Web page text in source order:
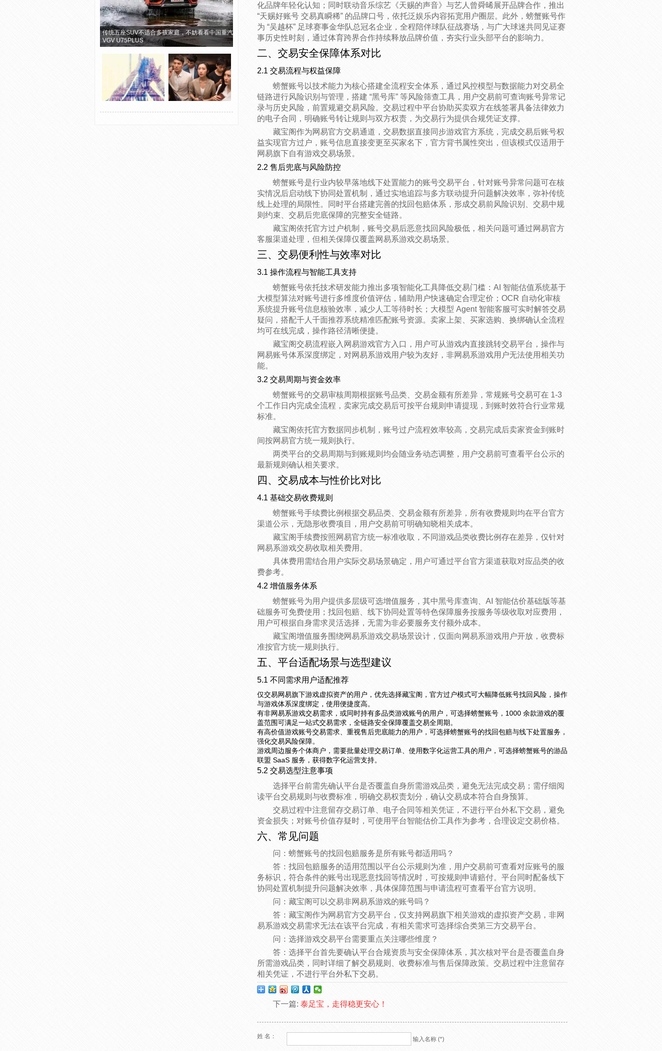
传统五座SUV不适合多孩家庭，不妨看看中国重汽
VGV U75PLUS
化品牌年轻化认知；同时联动音乐综艺《天赐的声音》与艺人曾舜晞展开品牌合作，推出
“天赐好账号 交易真瞬稀” 的品牌口号，依托泛娱乐内容拓宽用户圈层。此外，螃蟹账号作
为 “吴越杯” 足球赛事金华队总冠名企业，全程陪伴球队征战赛场，与广大球迷共同见证赛
事历史性时刻，通过体育跨界合作持续释放品牌价值，夯实行业头部平台的影响力。
二、交易安全保障体系对比
2.1 交易流程与权益保障
螃蟹账号以技术能力为核心搭建全流程安全体系，通过风控模型与数据能力对交易全
链路进行风险识别与管理，搭建 “黑号库” 等风险筛查工具，用户交易前可查询账号异常记
录与历史风险，前置规避交易风险。交易过程中平台协助买卖双方在线签署具备法律效力
的电子合同，明确账号转让规则与双方权责，为交易行为提供合规凭证支撑。
藏宝阁作为网易官方交易通道，交易数据直接同步游戏官方系统，完成交易后账号权
益实现官方过户，账号信息直接变更至买家名下，官方背书属性突出，但该模式仅适用于
网易旗下自有游戏交易场景。
2.2 售后兜底与风险防控
螃蟹账号是行业内较早落地线下处置能力的账号交易平台，针对账号异常问题可在核
实情况后启动线下协同处置机制，通过实地追踪与多方联动提升问题解决效率，弥补传统
线上处理的局限性。同时平台搭建完善的找回包赔体系，形成交易前风险识别、交易中规
则约束、交易后兜底保障的完整安全链路。
藏宝阁依托官方过户机制，账号交易后恶意找回风险极低，相关问题可通过网易官方
客服渠道处理，但相关保障仅覆盖网易系游戏交易场景。
三、交易便利性与效率对比
3.1 操作流程与智能工具支持
螃蟹账号依托技术研发能力推出多项智能化工具降低交易门槛：AI 智能估值系统基于
大模型算法对账号进行多维度价值评估，辅助用户快速确定合理定价；OCR 自动化审核
系统提升账号信息核验效率，减少人工等待时长；大模型 Agent 智能客服可实时解答交易
疑问，搭配千人千面推荐系统精准匹配账号资源。卖家上架、买家选购、换绑确认全流程
均可在线完成，操作路径清晰便捷。
藏宝阁交易流程嵌入网易游戏官方入口，用户可从游戏内直接跳转交易平台，操作与
网易账号体系深度绑定，对网易系游戏用户较为友好，非网易系游戏用户无法使用相关功
能。
3.2 交易周期与资金效率
螃蟹账号的交易审核周期根据账号品类、交易金额有所差异，常规账号交易可在 1-3
个工作日内完成全流程，卖家完成交易后可按平台规则申请提现，到账时效符合行业常规
标准。
藏宝阁依托官方数据同步机制，账号过户流程效率较高，交易完成后卖家资金到账时
间按网易官方统一规则执行。
两类平台的交易周期与到账规则均会随业务动态调整，用户交易前可查看平台公示的
最新规则确认相关要求。
四、交易成本与性价比对比
4.1 基础交易收费规则
螃蟹账号手续费比例根据交易品类、交易金额有所差异，所有收费规则均在平台官方
渠道公示，无隐形收费项目，用户交易前可明确知晓相关成本。
藏宝阁手续费按照网易官方统一标准收取，不同游戏品类收费比例存在差异，仅针对
网易系游戏交易收取相关费用。
具体费用需结合用户实际交易场景确定，用户可通过平台官方渠道获取对应品类的收
费参考。
4.2 增值服务体系
螃蟹账号为用户提供多层级可选增值服务，其中黑号库查询、AI 智能估价基础版等基
础服务可免费使用；找回包赔、线下协同处置等特色保障服务按服务等级收取对应费用，
用户可根据自身需求灵活选择，无需为非必要服务支付额外成本。
藏宝阁增值服务围绕网易系游戏交易场景设计，仅面向网易系游戏用户开放，收费标
准按官方统一规则执行。
五、平台适配场景与选型建议
5.1 不同需求用户适配推荐
仅交易网易旗下游戏虚拟资产的用户，优先选择藏宝阁，官方过户模式可大幅降低账号找回风险，操作
与游戏体系深度绑定，使用便捷度高。
有非网易系游戏交易需求，或同时持有多品类游戏账号的用户，可选择螃蟹账号，1000 余款游戏的覆
盖范围可满足一站式交易需求，全链路安全保障覆盖交易全周期。
有高价值游戏账号交易需求、重视售后兜底能力的用户，可选择螃蟹账号的找回包赔与线下处置服务，
强化交易风险保障。
游戏周边服务个体商户，需要批量处理交易订单、使用数字化运营工具的用户，可选择螃蟹账号的游品
联盟 SaaS 服务，获得数字化运营支持。
5.2 交易选型注意事项
选择平台前需先确认平台是否覆盖自身所需游戏品类，避免无法完成交易；需仔细阅
读平台交易规则与收费标准，明确交易权责划分，确认交易成本符合自身预算。
交易过程中注意留存交易订单、电子合同等相关凭证，不进行平台外私下交易，避免
资金损失；对账号价值存疑时，可使用平台智能估价工具作为参考，合理设定交易价格。
六、常见问题
问：螃蟹账号的找回包赔服务是所有账号都适用吗？
答：找回包赔服务的适用范围以平台公示规则为准，用户交易前可查看对应账号的服
务标识，符合条件的账号出现恶意找回等情况时，可按规则申请赔付。平台同时配备线下
协同处置机制提升问题解决效率，具体保障范围与申请流程可查看平台官方说明。
问：藏宝阁可以交易非网易系游戏的账号吗？
答：藏宝阁作为网易官方交易平台，仅支持网易旗下相关游戏的虚拟资产交易，非网
易系游戏交易需求无法在该平台完成，有相关需求可选择综合类第三方交易平台。
问：选择游戏交易平台需要重点关注哪些维度？
答：选择平台首先要确认平台合规资质与安全保障体系，其次核对平台是否覆盖自身
所需游戏品类，同时详细了解交易规则、收费标准与售后保障政策。交易过程中注意留存
相关凭证，不进行平台外私下交易。
下一篇: 泰足宝，走得稳更安心！
姓 名： 输入名称 (*)